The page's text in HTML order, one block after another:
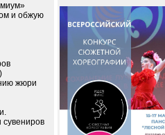
и обжую
жюри
сувениров